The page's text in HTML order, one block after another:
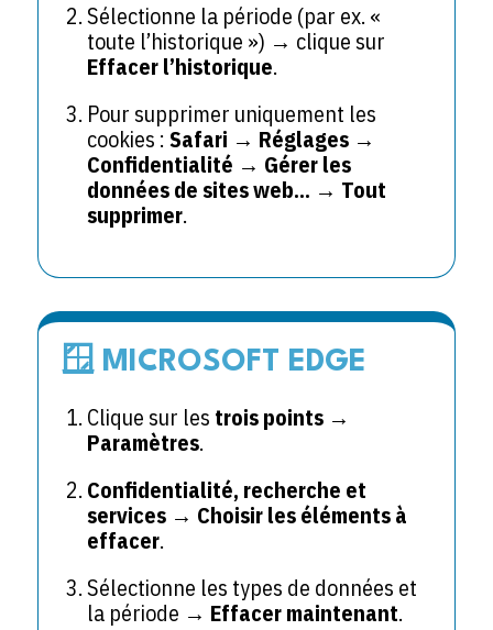
Sélectionne la période (par ex. «
toute l’historique ») → clique sur
Effacer l’historique.
Pour supprimer uniquement les
cookies : Safari → Réglages→
Confidentialité → Gérer les
données de sites web… → Tout
supprimer.
🪟 MICROSOFT EDGE
Clique sur les trois points→
Paramètres.
Confidentialité, recherche et
services→ Choisir les éléments à
effacer.
Sélectionne les types de données et
la période → Effacer maintenant.